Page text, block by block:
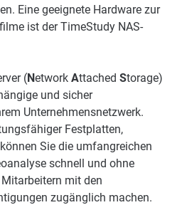
Eine geeignete Hardware zur
ist der TimeStudy NAS-
(Network Attached Storage)
und sicher
Unternehmensnetzwerk.
Festplatten,
Sie die umfangreichen
schnell und ohne
mit den
zugänglich machen.